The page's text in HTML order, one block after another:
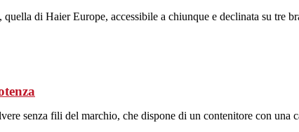
di Haier Europe, accessibile a chiunque e declinata su tre
senza fili del marchio, che dispone di un contenitore con una